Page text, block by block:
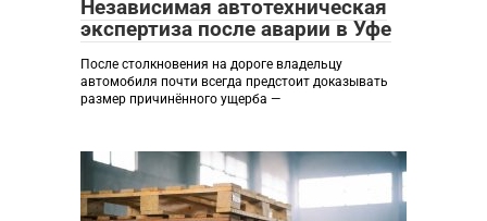
Независимая автотехническая
экспертиза после аварии в Уфе
После столкновения на дороге владельцу
автомобиля почти всегда предстоит доказывать
размер причинённого ущерба —